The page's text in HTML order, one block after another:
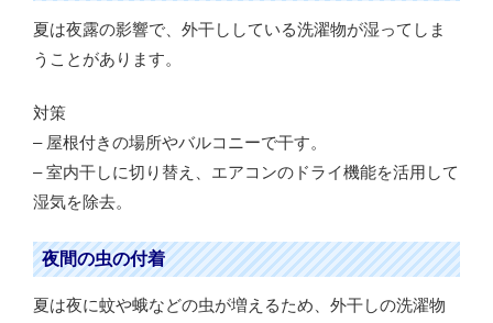
夏は夜露の影響で、外干ししている洗濯物が湿ってしま
うことがあります。
対策
– 屋根付きの場所やバルコニーで干す。
– 室内干しに切り替え、エアコンのドライ機能を活用して
湿気を除去。
夜間の虫の付着
夏は夜に蚊や蛾などの虫が増えるため、外干しの洗濯物